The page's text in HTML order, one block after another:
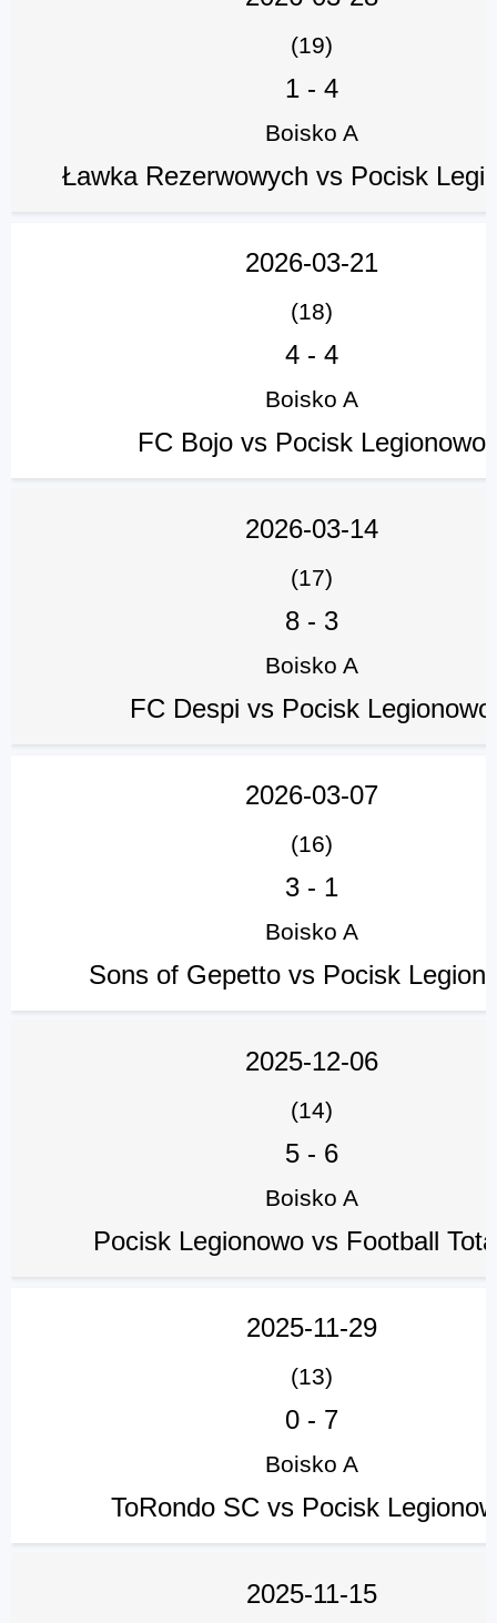
(19)
1- 4
Boisko A
Ławka Rezerwowych vs Pocisk
2026-03-21
(18)
4- 4
Boisko A
FC Bojo vs Pocisk Legionowo
2026-03-14
(17)
8- 3
Boisko A
FC Despi vs Pocisk Legionowo
2026-03-07
(16)
3- 1
Boisko A
Sons of Gepetto vs Pocisk
2025-12-06
(14)
5- 6
Boisko A
Pocisk Legionowo vs Football
2025-11-29
(13)
0- 7
Boisko A
ToRondo SC vs Pocisk
2025-11-15